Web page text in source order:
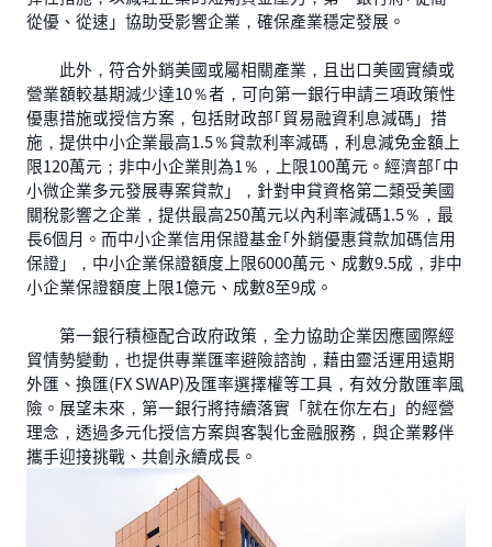
從優、從速」協助受影響企業，確保產業穩定發展。
此外，符合外銷美國或屬相關產業，且出口美國實績或
營業額較基期減少達10％者，可向第一銀行申請三項政策性
優惠措施或授信方案，包括財政部｢貿易融資利息減碼」措
施，提供中小企業最高1.5％貸款利率減碼，利息減免金額上
限120萬元；非中小企業則為1％，上限100萬元。經濟部｢中
小微企業多元發展專案貸款」，針對申貸資格第二類受美國
關稅影響之企業，提供最高250萬元以內利率減碼1.5％，最
長6個月。而中小企業信用保證基金｢外銷優惠貸款加碼信用
保證」，中小企業保證額度上限6000萬元、成數9.5成，非中
小企業保證額度上限1億元、成數8至9成。
第一銀行積極配合政府政策，全力協助企業因應國際經
貿情勢變動，也提供專業匯率避險諮詢，藉由靈活運用遠期
外匯、換匯(FX SWAP)及匯率選擇權等工具，有效分散匯率風
險。展望未來，第一銀行將持續落實「就在你左右」的經營
理念，透過多元化授信方案與客製化金融服務，與企業夥伴
攜手迎接挑戰、共創永續成長。